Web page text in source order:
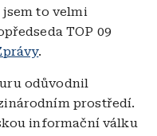
jsem to velmi
TOP 09
.
odůvodnil
prostředí.
informační válku